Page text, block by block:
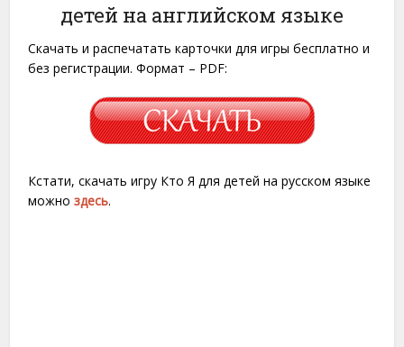
детей на английском языке
Скачать и распечатать карточки для игры бесплатно и
без регистрации. Формат – PDF:
Кстати, скачать игру Кто Я для детей на русском языке
можноздесь.